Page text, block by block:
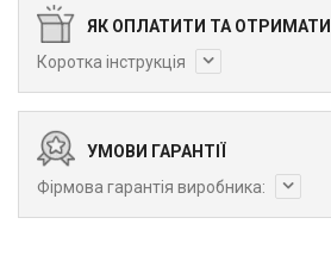
ЯК ОПЛАТИТИ ТА ОТРИМАТИ
Коротка інструкція
УМОВИ ГАРАНТІЇ
Фірмова гарантія виробника: